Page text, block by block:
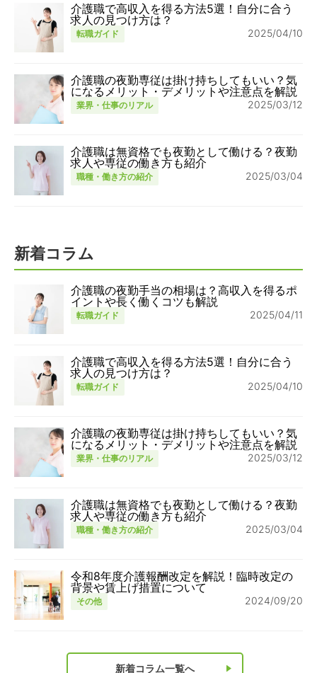
介護職で高収入を得る方法5選！自分に合う
求人の見つけ方は？
転職ガイド 2025/04/10
介護職の夜勤専従は掛け持ちしてもいい？気
になるメリット・デメリットや注意点を解説
業界・仕事のリアル 2025/03/12
介護職は無資格でも夜勤として働ける？夜勤
求人や専従の働き方も紹介
職種・働き方の紹介 2025/03/04
新着コラム
介護職の夜勤手当の相場は？高収入を得るポ
イントや長く働くコツも解説
転職ガイド 2025/04/11
介護職で高収入を得る方法5選！自分に合う
求人の見つけ方は？
転職ガイド 2025/04/10
介護職の夜勤専従は掛け持ちしてもいい？気
になるメリット・デメリットや注意点を解説
業界・仕事のリアル 2025/03/12
介護職は無資格でも夜勤として働ける？夜勤
求人や専従の働き方も紹介
職種・働き方の紹介 2025/03/04
令和8年度介護報酬改定を解説！臨時改定の
背景や賃上げ措置について
その他 2024/09/20
新着コラム一覧へ